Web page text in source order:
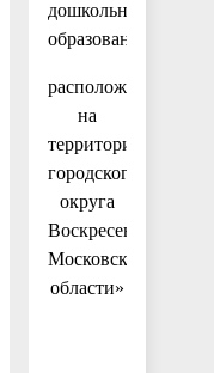
дошкольного
образования,
расположенные
на
территории
городского
округа
Воскресенск
Московской
области»